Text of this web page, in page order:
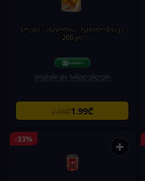
სოუსი "ასტორია" ტკბილ-მჟავე
200გრ
სოუსები და სანელებლები
2.99₾1.99₾
-33% +